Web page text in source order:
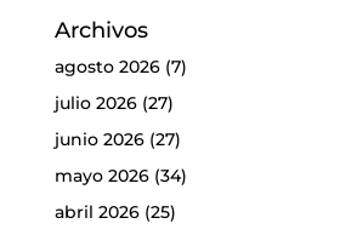
Archivos
agosto 2026(7)
julio 2026(27)
junio 2026(27)
mayo 2026(34)
abril 2026(25)